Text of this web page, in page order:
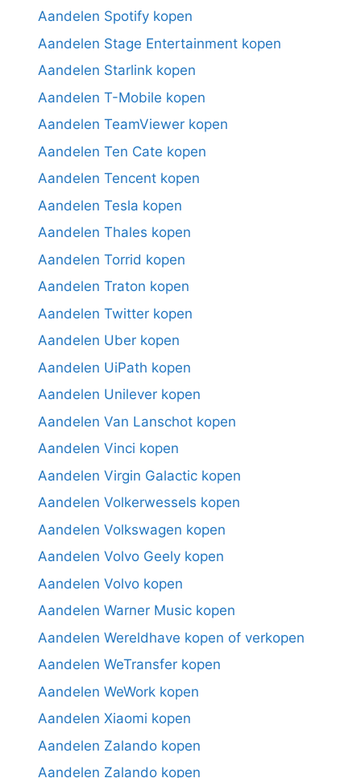
Aandelen Spotify kopen
Aandelen Stage Entertainment kopen
Aandelen Starlink kopen
Aandelen T-Mobile kopen
Aandelen TeamViewer kopen
Aandelen Ten Cate kopen
Aandelen Tencent kopen
Aandelen Tesla kopen
Aandelen Thales kopen
Aandelen Torrid kopen
Aandelen Traton kopen
Aandelen Twitter kopen
Aandelen Uber kopen
Aandelen UiPath kopen
Aandelen Unilever kopen
Aandelen Van Lanschot kopen
Aandelen Vinci kopen
Aandelen Virgin Galactic kopen
Aandelen Volkerwessels kopen
Aandelen Volkswagen kopen
Aandelen Volvo Geely kopen
Aandelen Volvo kopen
Aandelen Warner Music kopen
Aandelen Wereldhave kopen of verkopen
Aandelen WeTransfer kopen
Aandelen WeWork kopen
Aandelen Xiaomi kopen
Aandelen Zalando kopen
Aandelen Zalando kopen